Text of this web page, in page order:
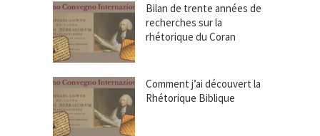
Bilan de trente années de
recherches sur la
rhétorique du Coran
Comment j’ai découvert la
Rhétorique Biblique